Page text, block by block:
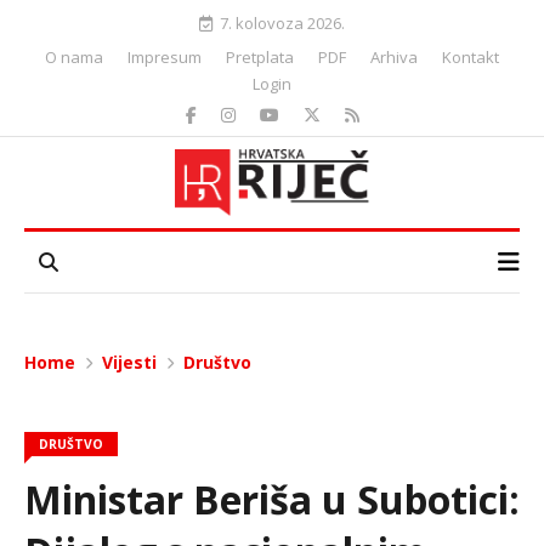
7. kolovoza 2026.
O nama
Impresum Pretplata PDF Arhiva
Kontakt
Login
Home Vijesti Društvo
DRUŠTVO
Ministar Beriša u Subotici: